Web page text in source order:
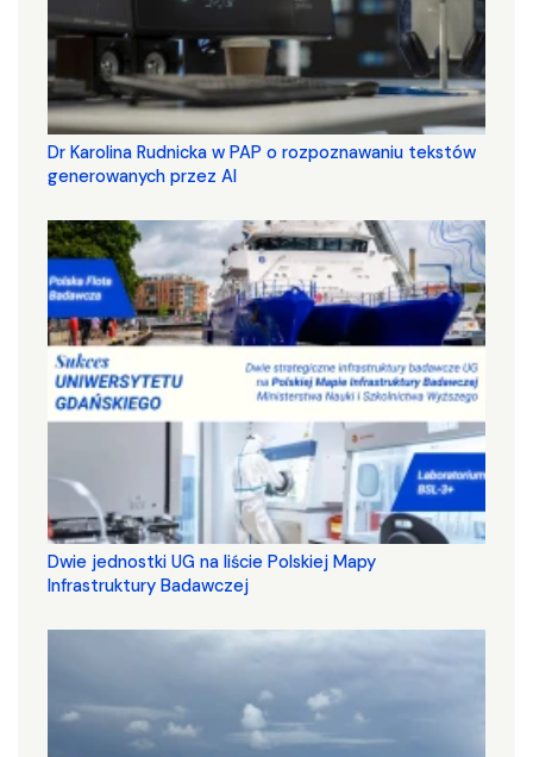
Dr Karolina Rudnicka w PAP o rozpoznawaniu tekstów
generowanych przez AI
Dwie jednostki UG na liście Polskiej Mapy
Infrastruktury Badawczej